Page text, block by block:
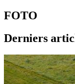
FOTO
Derniers